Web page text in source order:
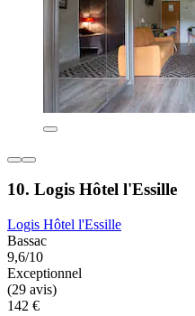
10. Logis Hôtel l'Essille
Logis Hôtel l'Essille
Bassac
9,6/10
Exceptionnel
(29 avis)
142 €